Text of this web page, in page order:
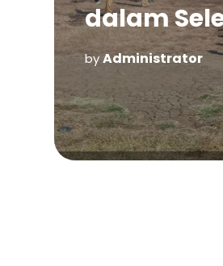
dalam
Pasrepan
2026
byAdministrator